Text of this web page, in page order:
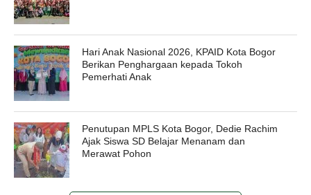
Hari Anak Nasional 2026, KPAID Kota Bogor
Berikan Penghargaan kepada Tokoh
Pemerhati Anak
Penutupan MPLS Kota Bogor, Dedie Rachim
Ajak Siswa SD Belajar Menanam dan
Merawat Pohon